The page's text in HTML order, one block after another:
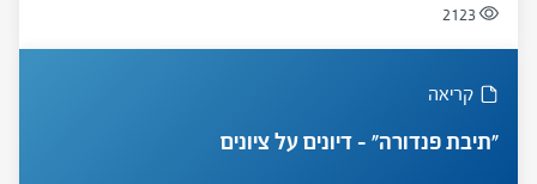
2123
קריאה
"תיבת פנדורה" – דיונים על ציונים